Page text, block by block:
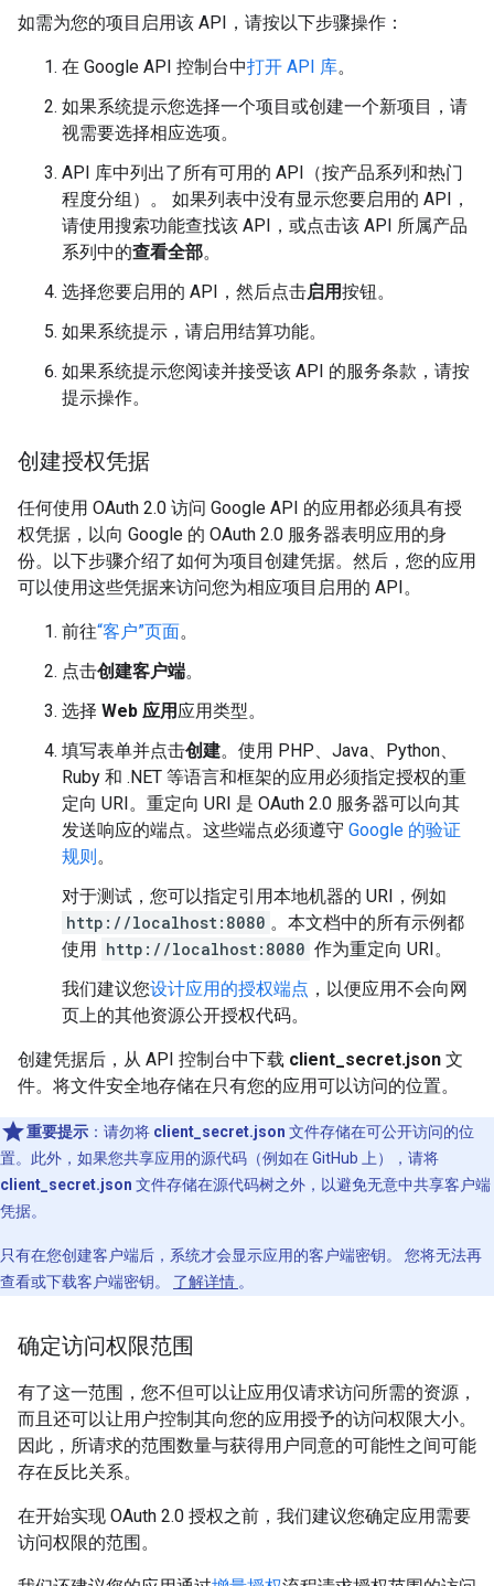
如需为您的项目启用该 API，请按以下步骤操作：
在 Google API 控制台中打开 API 库。
如果系统提示您选择一个项目或创建一个新项目，请
视需要选择相应选项。
API 库中列出了所有可用的 API（按产品系列和热门
程度分组）。 如果列表中没有显示您要启用的 API，
请使用搜索功能查找该 API，或点击该 API 所属产品
系列中的查看全部。
选择您要启用的 API，然后点击启用按钮。
如果系统提示，请启用结算功能。
如果系统提示您阅读并接受该 API 的服务条款，请按
提示操作。
创建授权凭据
任何使用 OAuth 2.0 访问 Google API 的应用都必须具有授
权凭据，以向 Google 的 OAuth 2.0 服务器表明应用的身
份。以下步骤介绍了如何为项目创建凭据。然后，您的应用
可以使用这些凭据来访问您为相应项目启用的 API。
前往“客户”页面。
点击创建客户端。
选择 Web 应用 应用类型。
填写表单并点击创建。使用 PHP、Java、Python、
Ruby 和 .NET 等语言和框架的应用必须指定授权的重
定向 URI。重定向 URI 是 OAuth 2.0 服务器可以向其
发送响应的端点。这些端点必须遵守 Google 的验证
规则。
对于测试，您可以指定引用本地机器的 URI，例如
http://localhost:8080 。本文档中的所有示例都
使用 http://localhost:8080 作为重定向 URI。
我们建议您设计应用的授权端点 ，以便应用不会向网
页上的其他资源公开授权代码。
创建凭据后，从 API 控制台中下载 client_secret.json 文
件。将文件安全地存储在只有您的应用可以访问的位置。
重要提示 ：请勿将 client_secret.json 文件存储在可公开访问的位
置。此外，如果您共享应用的源代码（例如在 GitHub 上），请将
client_secret.json 文件存储在源代码树之外，以避免无意中共享客户端
凭据。
只有在您创建客户端后，系统才会显示应用的客户端密钥。 您将无法再
查看或下载客户端密钥。 了解详情 。
确定访问权限范围
有了这一范围，您不但可以让应用仅请求访问所需的资源，
而且还可以让用户控制其向您的应用授予的访问权限大小。
因此，所请求的范围数量与获得用户同意的可能性之间可能
存在反比关系。
在开始实现 OAuth 2.0 授权之前，我们建议您确定应用需要
访问权限的范围。